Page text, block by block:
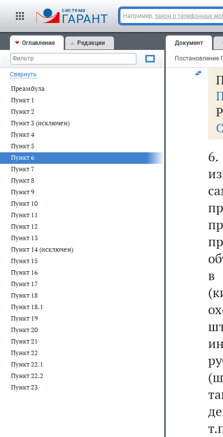
cистема
ГАРАНТ Например, закон о телефонных
Оглавление Редакции
Свернуть
Преамбула
Пункт 1
Пункт 2
Пункт 3 (исключен)
Пункт 4
Пункт 5
Пункт 6
Пункт 7
Пункт 8
Пункт 9
Пункт 10
Пункт 11
Пункт 12
Пункт 13
Пункт 14 (исключен)
Пункт 15
Пункт 16
Пункт 17
Пункт 18
Пункт 18.1
Пункт 19
Пункт 20
Пункт 21
Пункт 22
Пункт 22.1
Пункт 22.2
Пункт 23
Документ
в